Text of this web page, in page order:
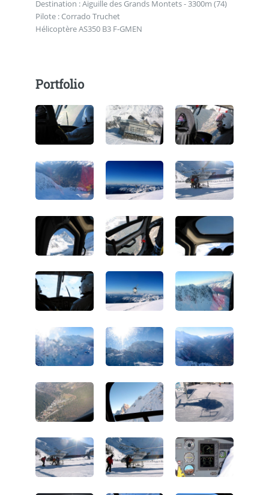
Destination : Aiguille des Grands Montets - 3300m (74)
Pilote : Corrado Truchet
Hélicoptère AS350 B3 F-GMEN
Portfolio